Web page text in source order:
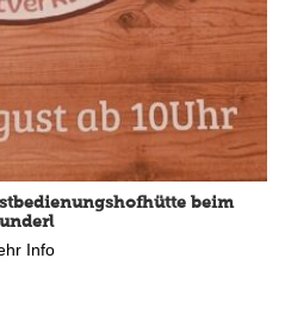
beim
Info